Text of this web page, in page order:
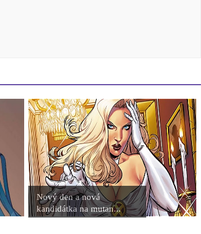
Nový den a nová
kandidátka na mutan...